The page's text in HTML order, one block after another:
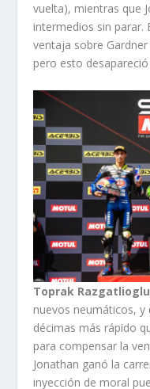
vuelta), mientras que
intermedios sin parar.
ventaja sobre
pero esto
Toprak Razgatlioglu
nuevos neumáticos, y
décimas más rápido
para compensar la
Jonathan ganó la
inyección de moral